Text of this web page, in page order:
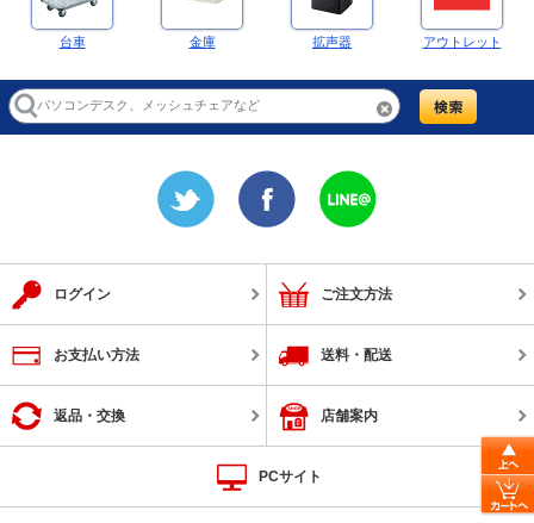
台車 金庫 拡声器 アウトレット
ログイン ご注文方法
お支払い方法 送料・配送
返品・交換 店舗案内
PCサイト